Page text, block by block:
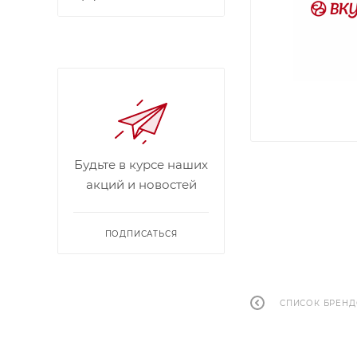
СПИСОК
Будьте в курсе наших
акций и новостей
ПОДПИСАТЬСЯ